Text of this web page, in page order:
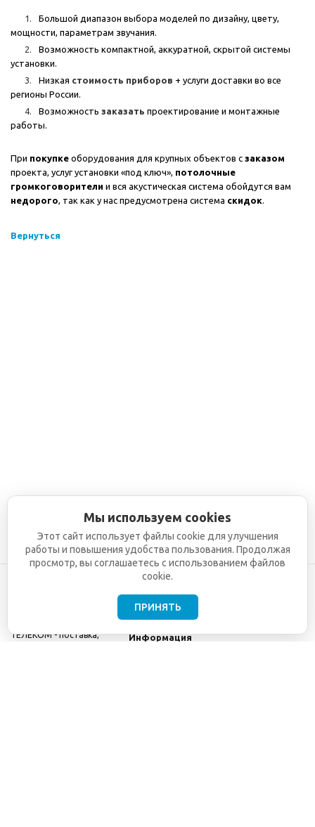
Большой диапазон выбора моделей по дизайну, цвету,
мощности, параметрам звучания.
Возможность компактной, аккуратной, скрытой системы
установки.
Низкая стоимость приборов + услуги доставки во все
регионы России.
Возможность заказать проектирование и монтажные
работы.
При покупке оборудования для крупных объектов с заказом
проекта, услуг установки «под ключ», потолочные
громкоговорители и вся акустическая система обойдутся вам
недорого, так как у нас предусмотрена система скидок.
Вернуться
ТЕЛЕКОМ - поставка,
Информация
Мы используем cookies
Этот сайт использует файлы cookie для улучшения
работы и повышения удобства пользования. Продолжая
просмотр, вы соглашаетесь с использованием файлов
cookie.
ПРИНЯТЬ